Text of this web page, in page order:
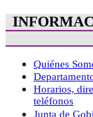
Quiénes
Horarios,
teléfonos
Junta de